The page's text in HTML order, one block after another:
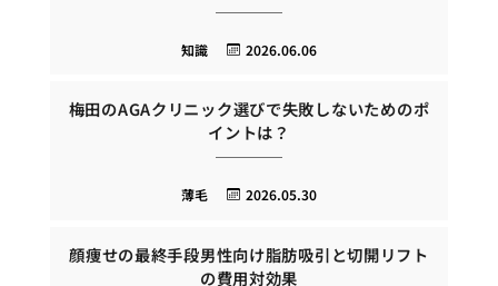
2026.06.06
知識
梅田のAGAクリニック選びで失敗しないためのポ
イントは？
2026.05.30
薄毛
顔痩せの最終手段男性向け脂肪吸引と切開リフト
の費用対効果